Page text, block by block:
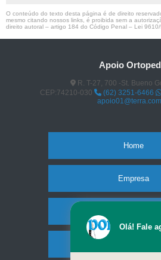
O conteúdo do texto desta página é de direito
mesmo citando nossos links, é proibida sem a
direito autoral – artigo 184 do Código Penal – Lei
Apoio
R. T-27, 700 -St. Bueno
CEP:74210-030
(62) 3251-6466
Home
Empresa
Olá! Fale